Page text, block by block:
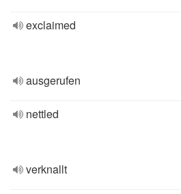
exclaimed
ausgerufen
nettled
verknallt